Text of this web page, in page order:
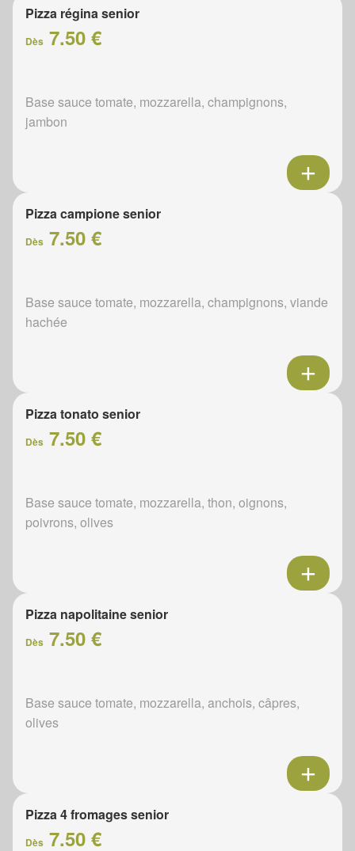
Pizza régina senior
Dès 7.50 €
Base sauce tomate, mozzarella, champignons,
jambon
Pizza campione senior
Dès 7.50 €
Base sauce tomate, mozzarella, champignons, viande
hachée
Pizza tonato senior
Dès 7.50 €
Base sauce tomate, mozzarella, thon, oignons,
poivrons, olives
Pizza napolitaine senior
Dès 7.50 €
Base sauce tomate, mozzarella, anchois, câpres,
olives
Pizza 4 fromages senior
Dès 7.50 €